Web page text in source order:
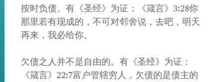
按时负债。有《圣经》为证：《箴言》3:28你
那里若有现成的，不可对邻舍说，去吧，明天
再来，我必给你。
欠债之人并不是自由的。有《圣经》为证：
《箴言》22:7富户管辖穷人，欠债的是债主的